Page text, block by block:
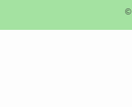
©